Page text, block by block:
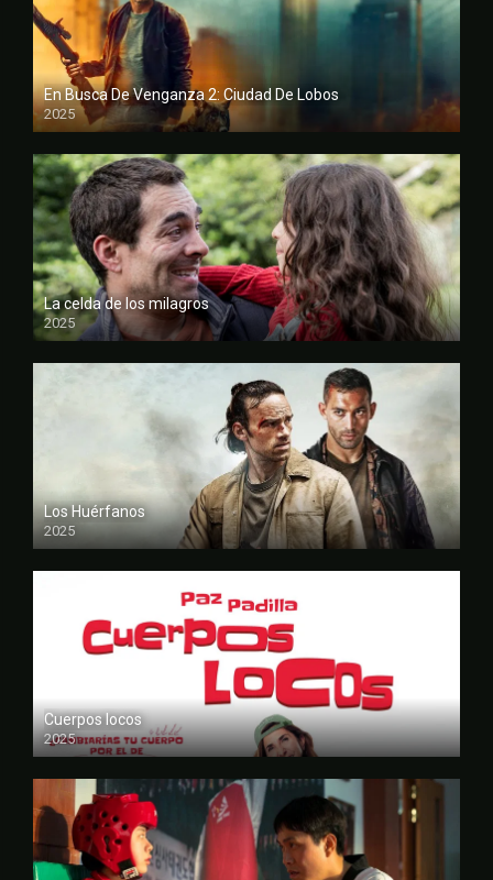
En Busca De Venganza 2: Ciudad De Lobos
2025
FULL HD
La celda de los milagros
2025
FULL HD
Los Huérfanos
2025
FULL HD
Cuerpos locos
2025
FULL HD